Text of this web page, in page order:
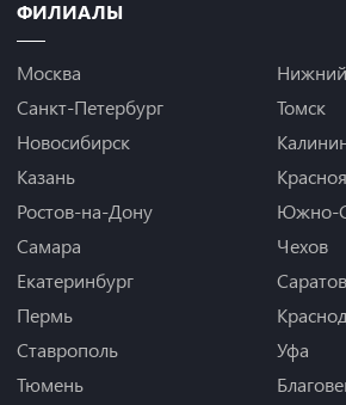
ФИЛИАЛЫ
Москва
Санкт-Петербург
Новосибирск
Казань
Ростов-на-Дону
Самара
Екатеринбург
Пермь
Ставрополь
Тюмень
Томск
Южно-
Чехов
Саратов
Уфа